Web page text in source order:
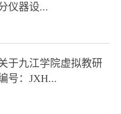
仪器设...
于九江学院虚拟教研
号：JXH...